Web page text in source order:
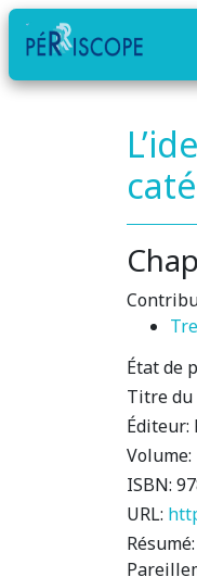
État de
Titre du
Éditeur:
Volume:
ISBN:
URL:
Résumé: